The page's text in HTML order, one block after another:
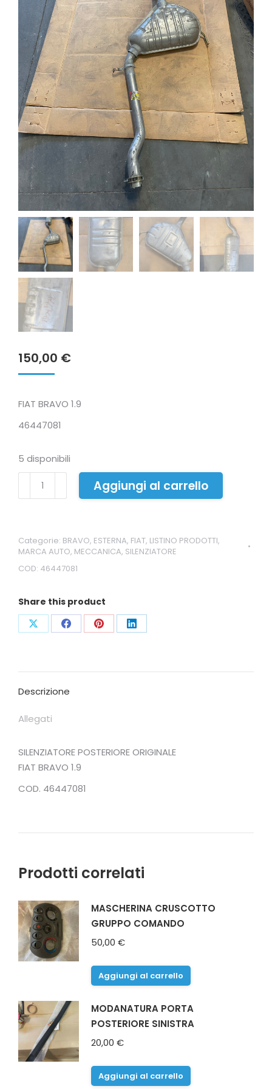
150,00 €
FIAT BRAVO 1.9
46447081
5 disponibili
SILENZIATORE
Aggiungi al carrello
Categorie: BRAVO, ESTERNA, FIAT, LISTINO PRODOTTI,
MARCA AUTO, MECCANICA, SILENZIATORE
COD: 46447081
Share this product
Condividi
X
Condividi
Facebook
Condividi
Pinterest
Condividi
LinkedIn
Descrizione
Allegati
SILENZIATORE POSTERIORE ORIGINALE
FIAT BRAVO 1.9
COD. 46447081
Prodotti correlati
MASCHERINA CRUSCOTTO
GRUPPO COMANDO
50,00 €
Aggiungi al carrello
MODANATURA PORTA
POSTERIORE SINISTRA
20,00 €
Aggiungi al carrello